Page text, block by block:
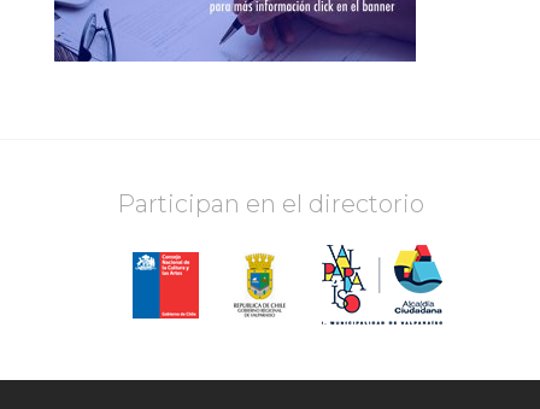
Participan en el directorio